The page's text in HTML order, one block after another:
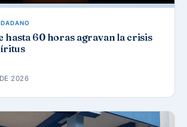
hasta 60 horas agravan la crisis
2026